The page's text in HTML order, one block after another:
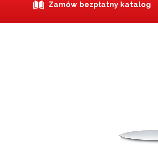
Zamów bezpłatny katalog